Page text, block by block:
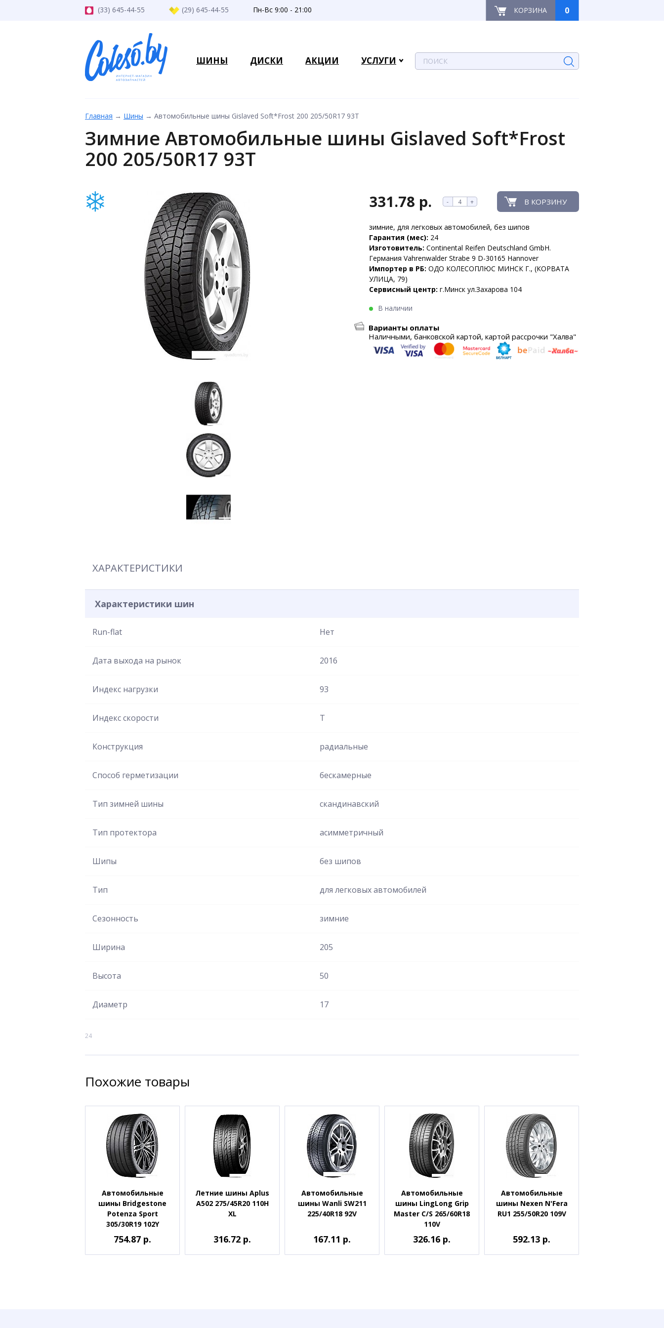
(33) 645-44-55 (29) 645-44-55 Пн-Вс 9:00 - 21:00 КОРЗИНА 0
ШИНЫ ДИСКИ АКЦИИ УСЛУГИ
Главная → Шины → Автомобильные шины Gislaved Soft*Frost 200 205/50R17 93T
Зимние Автомобильные шины Gislaved Soft*Frost
200 205/50R17 93T
331.78 р. - + В КОРЗИНУ
зимние, для легковых автомобилей, без шипов
Гарантия (мес): 24
Изготовитель: Continental Reifen Deutschland GmbH.
Германия Vahrenwalder Strabe 9 D-30165 Hannover
Импортер в РБ: ОДО КОЛЕСОПЛЮС МИНСК Г., (КОРВАТА
УЛИЦА, 79)
Сервисный центр: г.Минск ул.Захарова 104
В наличии
Варианты оплаты
Наличными, банковской картой, картой рассрочки "Халва"
ХАРАКТЕРИСТИКИ
Характеристики шин
Run-flat Нет
Дата выхода на рынок 2016
Индекс нагрузки 93
Индекс скорости T
Конструкция радиальные
Способ герметизации бескамерные
Тип зимней шины скандинавский
Тип протектора асимметричный
Шипы без шипов
Тип для легковых автомобилей
Сезонность зимние
Ширина 205
Высота 50
Диаметр 17
24
Похожие товары
Автомобильные
шины Bridgestone
Potenza Sport
305/30R19 102Y
754.87 р.
Летние шины Aplus
A502 275/45R20 110H
XL
316.72 р.
Автомобильные
шины Wanli SW211
225/40R18 92V
167.11 р.
Автомобильные
шины LingLong Grip
Master C/S 265/60R18
110V
326.16 р.
Автомобильные
шины Nexen N'Fera
RU1 255/50R20 109V
592.13 р.